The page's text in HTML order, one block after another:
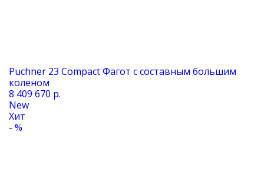
Puchner 23 Compact Фагот с составным большим
коленом
8 409 670 р.
New
Хит
- %